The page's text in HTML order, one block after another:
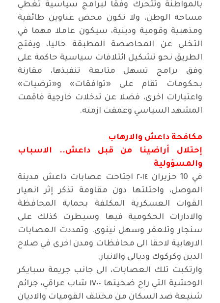
بالمواطنة وتتحرك وفقا لبرامج سياسية تغطي
مساحة الوطن، ولا تكون محض عناوين طائفية
ومذهبية وقومية ودينية، سيكون عاملا مهما في
التخلي عن المحاصصة المطبقة حاليا، ويفتح
الطريق نحو تشكيل ائتلافات سياسية حاكمة على
وفق برامج تسهل متابعة تنفيذها، مقارنة
بحكومات تقام على «توافقات» و«ترضيات»
واعتبارات اخرى، فضلا عن تدخلات خارجية فاقمت
المشهد السياسي وعمقت ازمته.
مكافحة داعش والارهاب
إحتلال أراضينا من قبل داعش.. الاسباب
والمسؤولية
في 10 حزيران ٢٠١٤ اجتاحت عصابات داعش مدينة
الموصل، واحتلتها دون مقاومة تذكر إثر انهيار
القوات العسكرية المكلفة بحماية المحافظة
والادارات الحكومية فيها وسيطرت كذلك على
سنجار وتلعفر وسهل نينوى. وتمددت العصابات
الارهابية لاحقا الى محافظات ومدن اخرى في صلاح
الدين وكركوك وديالى والانبار.
وارتكبت تلك العصابات، الى جانب جريمة سبايكر
الوحشية التي راح ضحيتها ١٧٠٠ شاب عراقي، جرائم
شنيعة ضد السكان من مختلف القوميات والاديان